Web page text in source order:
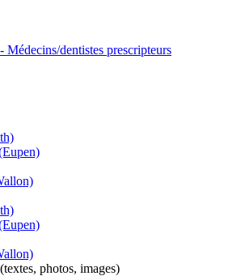
Médecins/dentistes prescripteurs
photos, images)